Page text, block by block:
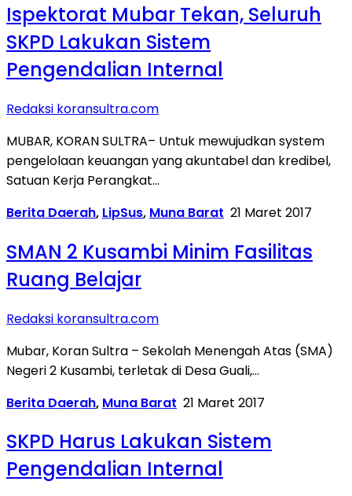
Ispektorat Mubar Tekan, Seluruh
SKPD Lakukan Sistem
Pengendalian Internal
Redaksi koransultra.com
MUBAR, KORAN SULTRA– Untuk mewujudkan system
pengelolaan keuangan yang akuntabel dan kredibel,
Satuan Kerja Perangkat…
Berita Daerah, LipSus, Muna Barat 21 Maret 2017
SMAN 2 Kusambi Minim Fasilitas
Ruang Belajar
Redaksi koransultra.com
Mubar, Koran Sultra – Sekolah Menengah Atas (SMA)
Negeri 2 Kusambi, terletak di Desa Guali,…
Berita Daerah, Muna Barat 21 Maret 2017
SKPD Harus Lakukan Sistem
Pengendalian Internal